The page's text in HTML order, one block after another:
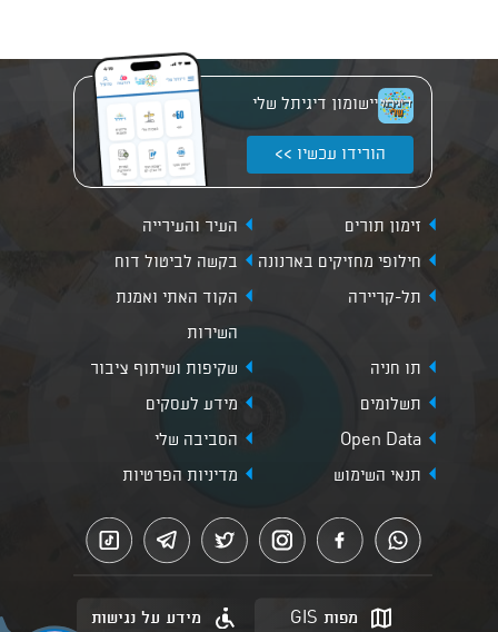
יישומון דיגיתל שלי
הורידו עכשיו >>
זימון תורים
העיר והעירייה
חילופי מחזיקים בארנונה
בקשה לביטול דוח
תל-קריירה
הקוד האתי ואמנת
השירות
תו חניה
שקיפות ושיתוף ציבור
תשלומים
מידע לעסקים
Open Data
הסביבה שלי
תנאי השימוש
מדיניות הפרטיות
מפות GIS מידע על נגישות